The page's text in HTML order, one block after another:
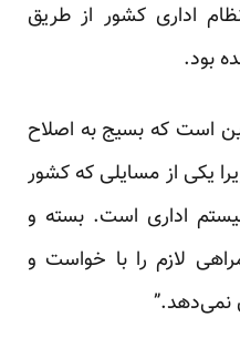
اداری کشور از طریق
بود.
این است که بسیج به اصلا‌ح
یکی از مسایلی که کشور
اداری است. بسته و
لا‌زم را با خواست و
نمی‌دهد.”